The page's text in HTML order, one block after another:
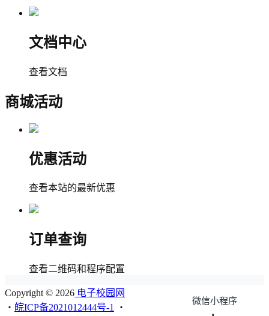
文档中心
查看文档
商城活动
优惠活动
查看本站的最新优惠
订单查询
查看二维码和程序配置
微信小程序
Copyright © 2026 电子校园网
・ 皖ICP备2021012444号-1 ・